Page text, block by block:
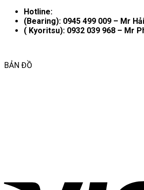
Hotline:
(Bearing): 0945 499 009 – Mr Hải
( Kyoritsu): 0932 039 968 – Mr
BẢN ĐỒ